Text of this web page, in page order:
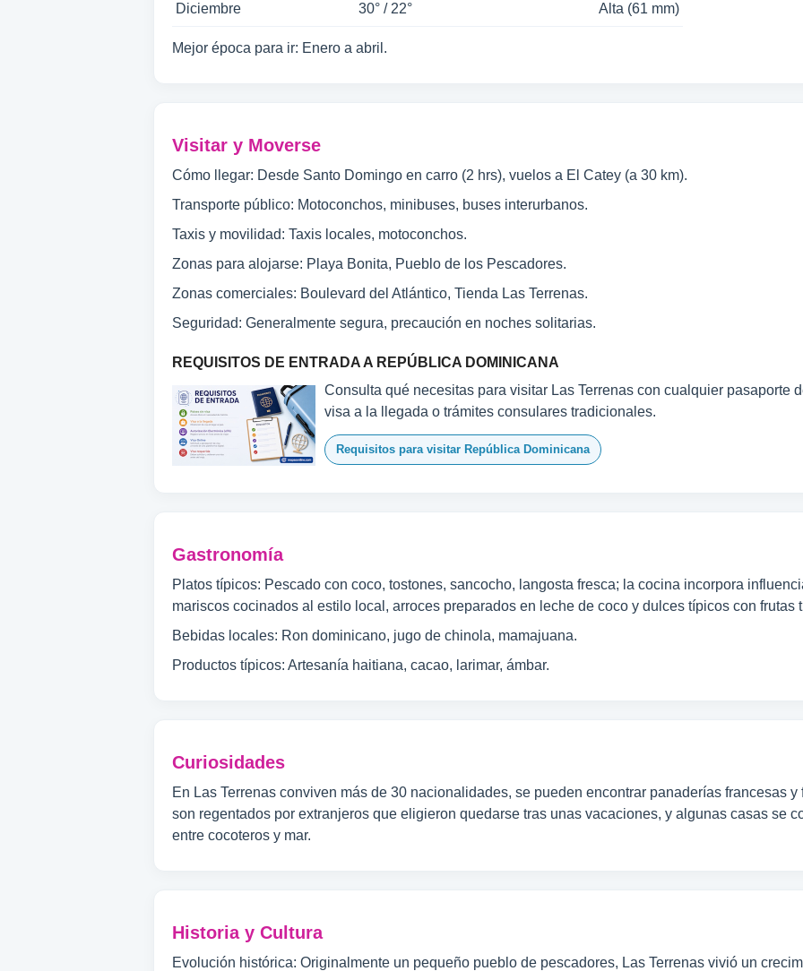
Diciembre 30° / 22° Alta (61 mm)
Mejor época para ir: Enero a abril.
Visitar y Moverse
Cómo llegar: Desde Santo Domingo en carro (2 hrs), vuelos a El Catey (a 30 km).
Transporte público: Motoconchos, minibuses, buses interurbanos.
Taxis y movilidad: Taxis locales, motoconchos.
Zonas para alojarse: Playa Bonita, Pueblo de los Pescadores.
Zonas comerciales: Boulevard del Atlántico, Tienda Las Terrenas.
Seguridad: Generalmente segura, precaución en noches solitarias.
REQUISITOS DE ENTRADA A REPÚBLICA DOMINICANA
Consulta qué necesitas para visitar Las Terrenas con cualquier pasaporte
visa a la llegada o trámites consulares tradicionales.
Requisitos para visitar República Dominicana
Gastronomía
Platos típicos: Pescado con coco, tostones, sancocho, langosta fresca; la cocina incorpora
mariscos cocinados al estilo local, arroces preparados en leche de coco y dulces típicos con frutas
Bebidas locales: Ron dominicano, jugo de chinola, mamajuana.
Productos típicos: Artesanía haitiana, cacao, larimar, ámbar.
Curiosidades
En Las Terrenas conviven más de 30 nacionalidades, se pueden encontrar panaderías francesas
son regentados por extranjeros que eligieron quedarse tras unas vacaciones, y algunas casas se
entre cocoteros y mar.
Historia y Cultura
Evolución histórica: Originalmente un pequeño pueblo de pescadores, Las Terrenas vivió un